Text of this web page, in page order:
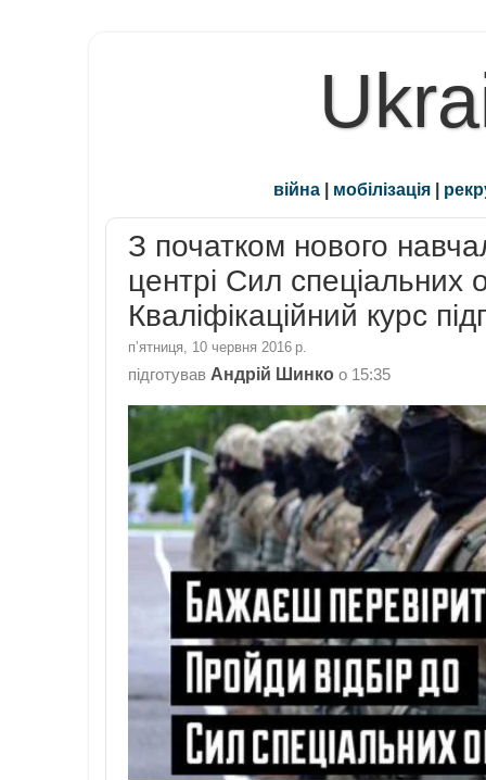
війна | мобілізація |
З початком нового
центрі Сил спеціальних
Кваліфікаційний курс
пʼятниця, 10 червня 2016 р.
підготував Андрій Шинко о 15:35